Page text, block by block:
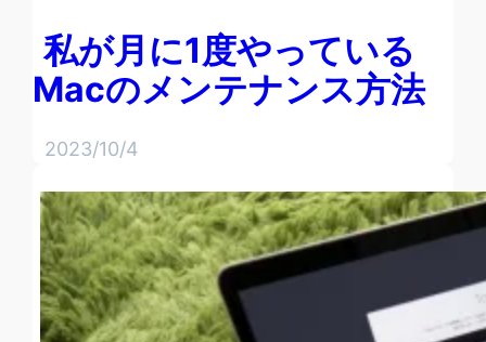
私が月に1度やっている
Macのメンテナンス方法
2023/10/4